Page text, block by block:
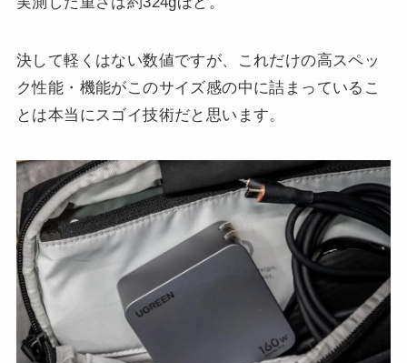
決して軽くはない数値ですが、これだけの高スペッ
ク性能・機能がこのサイズ感の中に詰まっているこ
とは本当にスゴイ技術だと思います。